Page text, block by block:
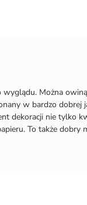
Można
w bardzo dobrej
dekoracji nie tylko
To także dobry